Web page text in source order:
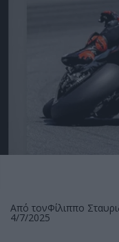
Από τονΦίλιππο
4/7/2025